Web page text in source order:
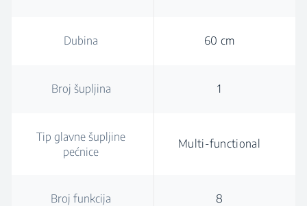
Dubina 60 cm
Broj šupljina 1
Tip glavne šupljine
pećnice
Multi-functional
Broj funkcija 8